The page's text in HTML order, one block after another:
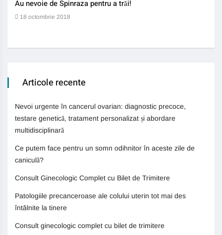
Au nevoie de Spinraza pentru a trăi!
18 octombrie 2018
Articole recente
Nevoi urgente în cancerul ovarian: diagnostic precoce,
testare genetică, tratament personalizat și abordare
multidisciplinară
Ce putem face pentru un somn odihnitor în aceste zile de
caniculă?
Consult Ginecologic Complet cu Bilet de Trimitere
Patologiile precanceroase ale colului uterin tot mai des
întâlnite la tinere
Consult ginecologic complet cu bilet de trimitere